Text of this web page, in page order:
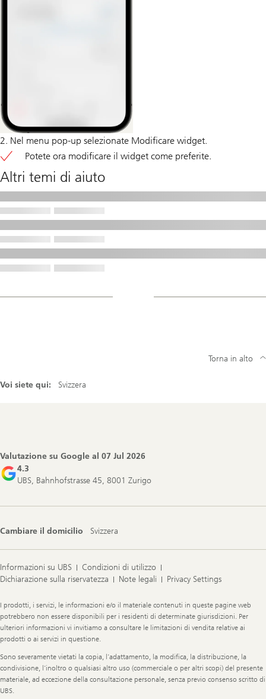
2. Nel menu pop-up selezionate Modificare widget.
Potete ora modificare il widget come preferite.
Altri temi di aiuto
Voi siete qui: Svizzera
Torna in alto
Valutazione su Google al 07 Jul 2026
4.3
UBS, Bahnhofstrasse 45, 8001 Zurigo
Cambiare il domicilio Svizzera
Informazioni su UBS
Condizioni di utilizzo
Dichiarazione sulla riservatezza
Note legali Privacy Settings
Legal
Information
I prodotti, i servizi, le informazioni e/o il materiale contenuti in queste pagine web
potrebbero non essere disponibili per i residenti di determinate giurisdizioni. Per
ulteriori informazioni vi invitiamo a consultare le limitazioni di vendita relative ai
prodotti o ai servizi in questione.
Sono severamente vietati la copia, l’adattamento, la modifica, la distribuzione, la
condivisione, l’inoltro o qualsiasi altro uso (commerciale o per altri scopi) del presente
materiale, ad eccezione della consultazione personale, senza previo consenso scritto di
UBS.